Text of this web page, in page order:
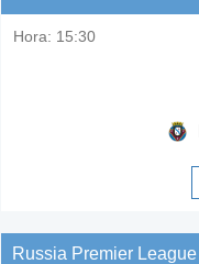
Hora: 15:30
Russia Premier League